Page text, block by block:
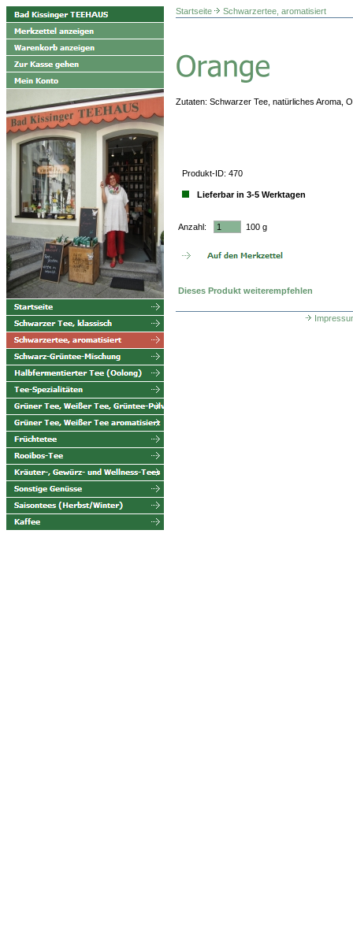
Startseite Schwarzertee, aromatisiert
Zutaten: Schwarzer Tee, natürliches Aroma,
Produkt-ID: 470
Lieferbar in 3-5 Werktagen
Anzahl: 100 g
Dieses Produkt weiterempfehlen